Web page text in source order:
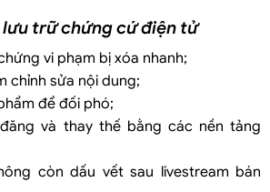
trữ chứng cứ điện tử
vi phạm bị xóa nhanh;
chỉnh sửa nội dung;
để đối phó;
và thay thế bằng các nền tảng
còn dấu vết sau livestream bán